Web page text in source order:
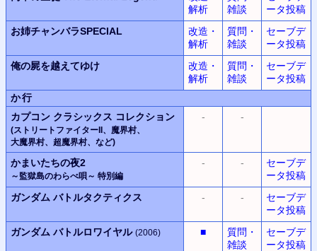
解析
雑談
ータ投稿
お姉チャンバラSPECIAL
改造・
解析
質問・
雑談
セーブデ
ータ投稿
俺の屍を越えてゆけ
改造・
解析
質問・
雑談
セーブデ
ータ投稿
か行
カプコン クラシックス コレクション
(ストリートファイターII、 魔界村、
大魔界村、 超魔界村、 など)
- -
かまいたちの夜2
～監獄島のわらべ唄～ 特別編
- -
セーブデ
ータ投稿
ガンダム バトルタクティクス
- -
セーブデ
ータ投稿
ガンダム バトルロワイヤル (2006) ■
質問・
雑談
セーブデ
ータ投稿